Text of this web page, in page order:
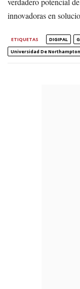
innovadoras en
ETIQUETAS DIGIPAL
Universidad De Northampton